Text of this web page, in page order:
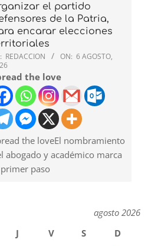
el partido
de la Patria,
encarar elecciones
REDACCION ON: 6 AGOSTO,
the love
the loveEl nombramiento
abogado y académico marca
paso
agosto 2026
J V S
D